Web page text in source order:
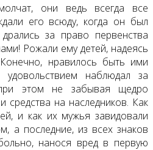
они ведь всегда все
его всюду, когда он был
за право первенства
Рожали ему детей, надеясь
нравилось быть ими
наблюдал за
этом не забывая щедро
средства на наследников. Как
и как их мужья завидовали
а последние, из всех знаков
нанося вред в первую